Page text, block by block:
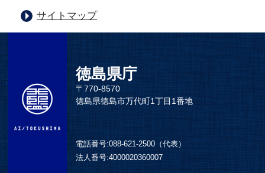
サイトマップ
徳島県庁
〒770-8570
徳島県徳島市万代町1丁目1番地
電話番号:088-621-2500（代表）
法人番号:4000020360007